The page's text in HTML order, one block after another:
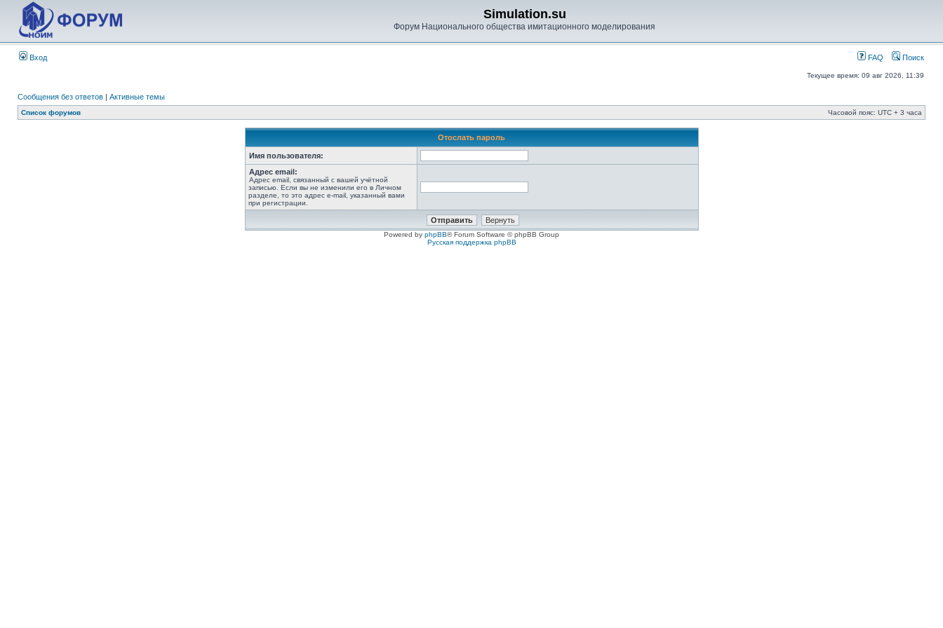
Simulation.su
Форум Национального общества имитационного моделирования
Вход FAQ Поиск
Текущее время: 09 авг 2026, 11:39
Сообщения без ответов | Активные темы
Список форумов Часовой пояс: UTC + 3 часа
Отослать пароль
Имя пользователя:
Адрес email:
Адрес email, связанный с вашей учётной
записью. Если вы не изменили его в Личном
разделе, то это адрес e-mail, указанный вами
при регистрации.
Powered by phpBB® Forum Software © phpBB Group
Русская поддержка phpBB